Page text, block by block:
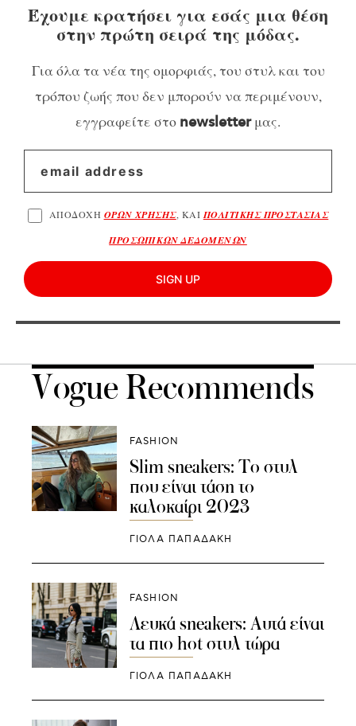
Έχουμε κρατήσει για εσάς μια θέση
στην πρώτη σειρά της μόδας.
Για όλα τα νέα της ομορφιάς, του στυλ και του
τρόπου ζωής που δεν μπορούν να περιμένουν,
εγγραφείτε στο newsletterμας.
ΑΠΟΔΟΧΗ ΟΡΩΝ ΧΡΗΣΗΣ, ΚΑΙΠΟΛΙΤΙΚΗΣ ΠΡΟΣΤΑΣΙΑΣ
ΠΡΟΣΩΠΙΚΩΝ ΔΕΔΟΜΕΝΩΝ
SIGN UP
Vogue Recommends
FASHION
Slim sneakers: Το στυλ
που είναι τάση το
καλοκαίρι 2023
ΓΙΌΛΑ ΠΑΠΑΔΆΚΗ
FASHION
Λευκά sneakers: Αυτά είναι
τα πιο hot στυλ τώρα
ΓΙΌΛΑ ΠΑΠΑΔΆΚΗ